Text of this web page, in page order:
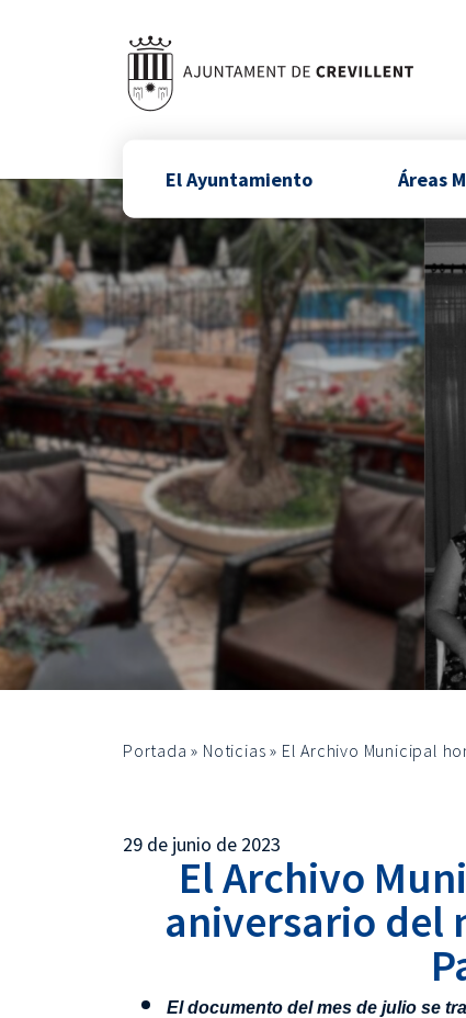
El Ayuntamiento Áreas
Portada » Noticias » El Archivo Municipal
29 de junio de 2023
El Archivo
aniversario del
El documento del mes de julio se